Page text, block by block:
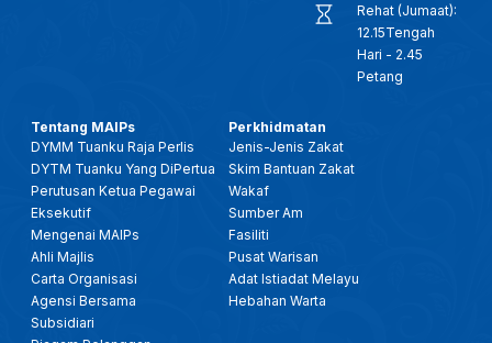
Rehat (Jumaat):
12.15Tengah
Hari - 2.45
Petang
Tentang MAIPs
DYMM Tuanku Raja Perlis
DYTM Tuanku Yang DiPertua
Perutusan Ketua Pegawai
Eksekutif
Mengenai MAIPs
Ahli Majlis
Carta Organisasi
Agensi Bersama
Subsidiari
Perkhidmatan
Jenis-Jenis Zakat
Skim Bantuan Zakat
Wakaf
Sumber Am
Fasiliti
Pusat Warisan
Adat Istiadat Melayu
Hebahan Warta